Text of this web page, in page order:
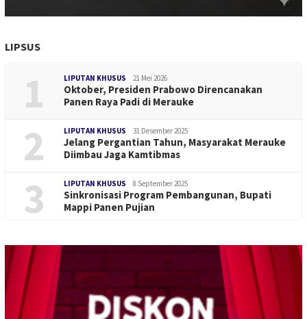
LIPSUS
1 LIPUTAN KHUSUS 21 Mei 2026
Oktober, Presiden Prabowo Direncanakan
Panen Raya Padi di Merauke
2 LIPUTAN KHUSUS 31 Desember 2025
Jelang Pergantian Tahun, Masyarakat Merauke
Diimbau Jaga Kamtibmas
3 LIPUTAN KHUSUS 8 September 2025
Sinkronisasi Program Pembangunan, Bupati
Mappi Panen Pujian